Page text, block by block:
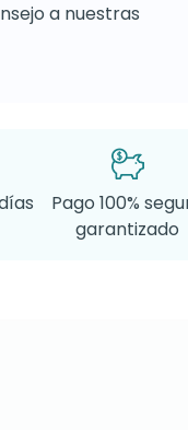
a nuestras
Pago 100%
garantizado